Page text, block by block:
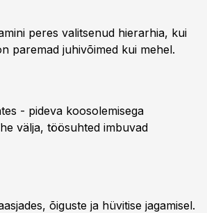
peres valitsenud hierarhia, kui
paremad juhivõimed kui mehel.
- pideva koosolemisega
välja, töösuhted imbuvad
õiguste ja hüvitise jagamisel.